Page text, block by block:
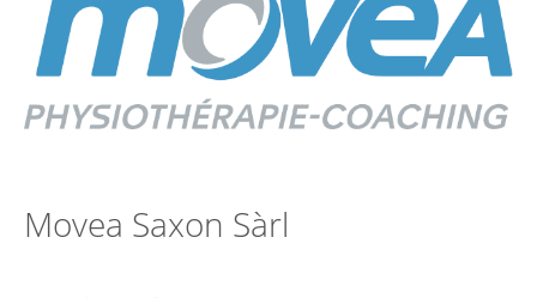
Movea Saxon Sàrl